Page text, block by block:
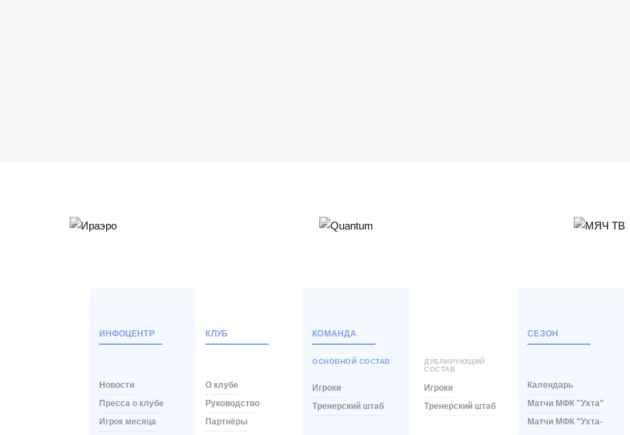
ИНФОЦЕНТР
Новости
Пресса о клубе
Игрок месяца
КЛУБ
О клубе
Руководство
Партнёры
КОМАНДА
ОСНОВНОЙ СОСТАВ
ДУБЛИРУЮЩИЙ
СОСТАВ
Игроки
Тренерский штаб
Игроки
Тренерский штаб
СЕЗОН
Календарь
Матчи МФК "Ухта"
Матчи МФК "Ухта-